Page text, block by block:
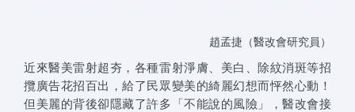
趙孟捷（醫改會研究員）
近來醫美雷射超夯，各種雷射淨膚、美白、除紋消斑等招
攬廣告花招百出，給了民眾變美的綺麗幻想而怦然心動！
但美麗的背後卻隱藏了許多「不能說的風險」，醫改會接